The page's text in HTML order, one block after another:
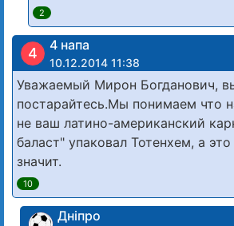
2
4 4 напа
10.12.2014 11:38
Уважаемый Мирон Богданович,
постарайтесь.Мы понимаем что
не ваш латино-американский
баласт" упаковал Тотенхем, а
значит.
10
Дніпро